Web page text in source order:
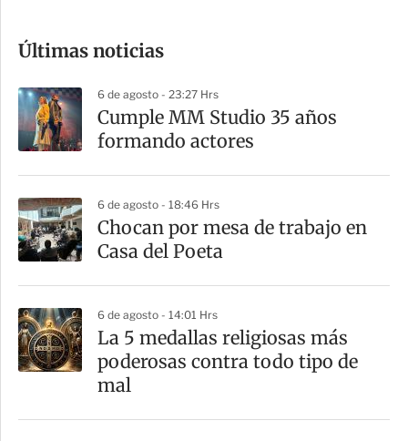
m
a
r
t
r
Últimas noticias
6 de agosto - 23:27 Hrs
Cumple MM Studio 35 años
formando actores
6 de agosto - 18:46 Hrs
Chocan por mesa de trabajo en
Casa del Poeta
6 de agosto - 14:01 Hrs
La 5 medallas religiosas más
poderosas contra todo tipo de
mal